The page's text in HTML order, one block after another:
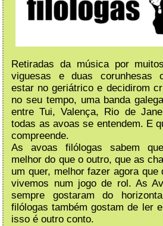
Retiradas da música por
viguesas e duas corunhesas
estar no geriátrico e decidirom
no seu tempo, uma banda
entre Tui, Valença, Rio de
todas as avoas se entendem. E
compreende.
As avoas filólogas sabem
melhor do que o outro, que as
um quer, melhor fazer agora que
vivemos num jogo de rol. As
sempre gostaram do
filólogas também gostam de ler
isso é outro conto.